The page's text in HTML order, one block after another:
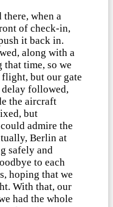
when a
of check-in,
it back in.
along with a
that time, so we
but our gate
followed,
the aircraft
but
admire the
Berlin at
safely and
to each
hoping that we
With that, our
had the whole